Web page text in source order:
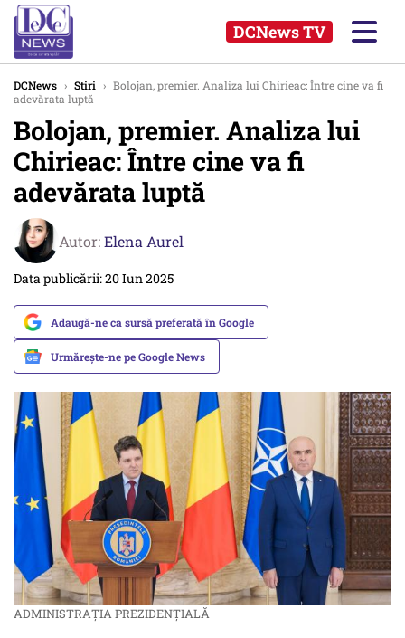
DCNews TV
DCNews › Stiri › Bolojan, premier. Analiza lui Chirieac: Între cine va fi
adevărata luptă
Bolojan, premier. Analiza lui
Chirieac: Între cine va fi
adevărata luptă
Autor:Elena Aurel
Data publicării: 20 Iun 2025
Adaugă-ne ca sursă preferată în Google
Urmărește-ne pe Google News
ADMINISTRAȚIA PREZIDENȚIALĂ